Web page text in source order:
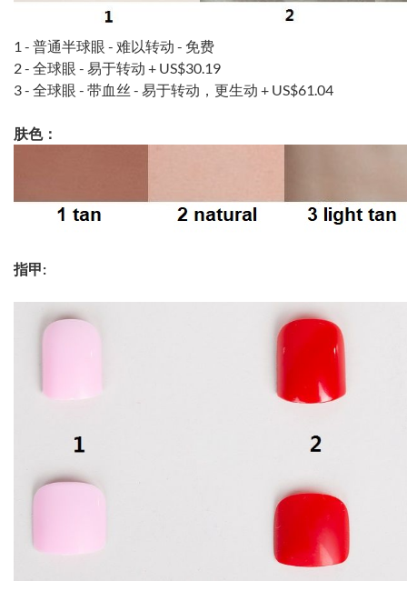
1 - 普通半球眼 - 难以转动 - 免费
2 - 全球眼 - 易于转动 + US$30.19
3 - 全球眼 - 带血丝 - 易于转动，更生动 + US$61.04
肤色：
指甲: